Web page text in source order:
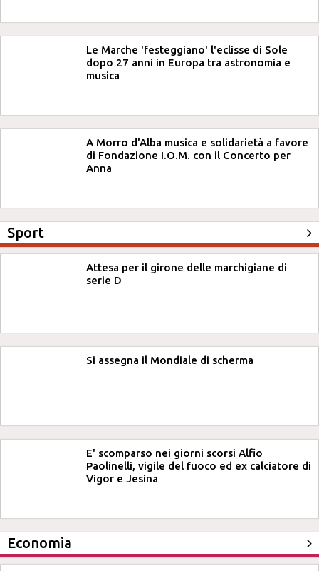
Le Marche 'festeggiano' l'eclisse di Sole
dopo 27 anni in Europa tra astronomia e
musica
A Morro d'Alba musica e solidarietà a favore
di Fondazione I.O.M. con il Concerto per
Anna
Sport
Attesa per il girone delle marchigiane di
serie D
Si assegna il Mondiale di scherma
E' scomparso nei giorni scorsi Alfio
Paolinelli, vigile del fuoco ed ex calciatore di
Vigor e Jesina
Economia